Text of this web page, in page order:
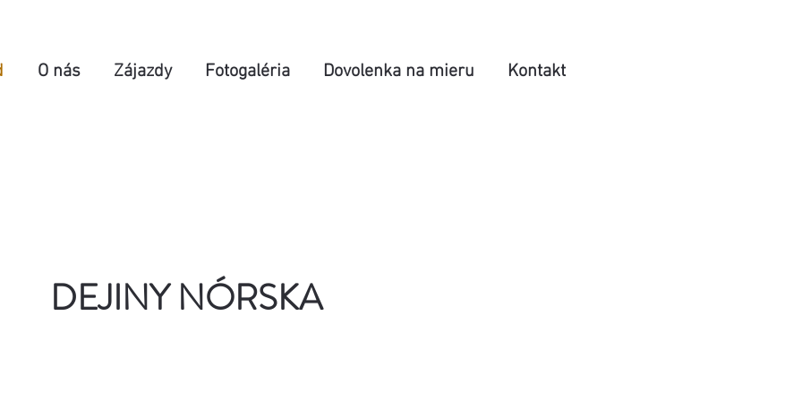
O nás Zájazdy Fotogaléria Dovolenka na mieru Kontakt
DEJINY NÓRSKA